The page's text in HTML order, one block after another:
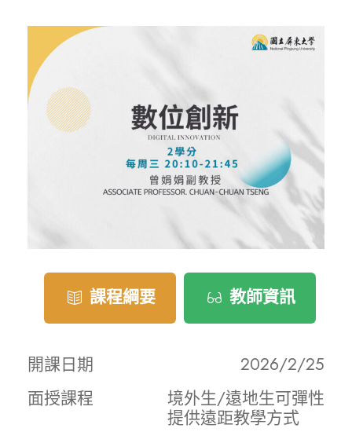
課程綱要 教師資訊
開課日期
2026/2/25
面授課程
境外生/遠地生可彈性
提供遠距教學方式